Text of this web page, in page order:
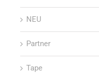
NEU
Partner
Tape